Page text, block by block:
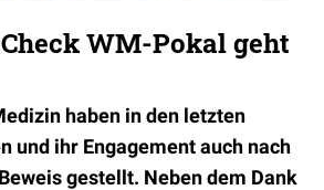
WM-Pokal geht
haben in den letzten
und ihr Engagement auch nach
gestellt. Neben dem Dank